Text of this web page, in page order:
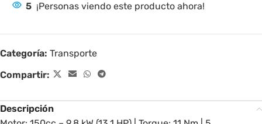
5 ¡Personas viendo este producto ahora!
Categoría: Transporte
Compartir:
Descripción